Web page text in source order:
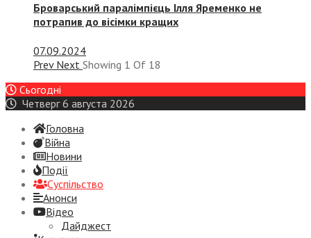
Броварський паралімпієць Ілля Яременко не
потрапив до вісімки кращих
07.09.2024
Prev Next Showing 1 Of 18
Сьогодні
Четверг 6 августа 2026
Головна
Війна
Новини
Події
Суспiльство
Анонси
Відео
Дайджест